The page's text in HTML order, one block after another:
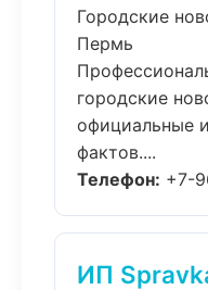
Городские
Пермь
городские
официальные
фактов....
Телефон: +7-
ИП